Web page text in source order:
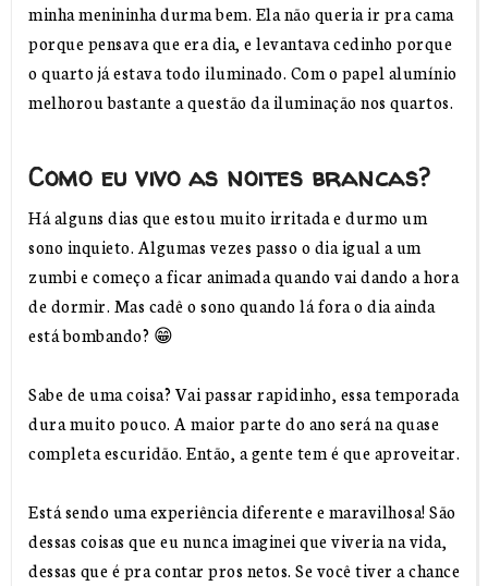
minha menininha durma bem. Ela não queria ir pra cama
porque pensava que era dia, e levantava cedinho porque
o quarto já estava todo iluminado. Com o papel alumínio
melhorou bastante a questão da iluminação nos quartos.
Como eu vivo as noites brancas?
Há alguns dias que estou muito irritada e durmo um
sono inquieto. Algumas vezes passo o dia igual a um
zumbi e começo a ficar animada quando vai dando a hora
de dormir. Mas cadê o sono quando lá fora o dia ainda
está bombando? 😁
Sabe de uma coisa? Vai passar rapidinho, essa temporada
dura muito pouco. A maior parte do ano será na quase
completa escuridão. Então, a gente tem é que aproveitar.
Está sendo uma experiência diferente e maravilhosa! São
dessas coisas que eu nunca imaginei que viveria na vida,
dessas que é pra contar pros netos. Se você tiver a chance